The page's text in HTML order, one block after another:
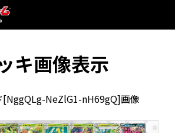
キ画像表示
[NggQLg-NeZlG1-nH69gQ]画像